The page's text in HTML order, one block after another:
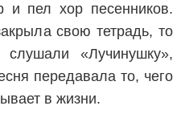
и пел хор песенников.
свою тетрадь, то
«Лучинушку»,
передавала то, чего
в жизни.